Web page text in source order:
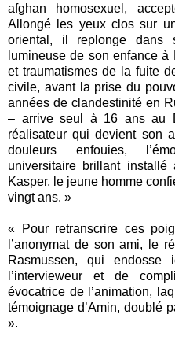
afghan homosexuel,
Allongé les yeux clos sur
oriental, il replonge dans
lumineuse de son enfance
et traumatismes de la fuite
civile, avant la prise du
années de clandestinité en
– arrive seul à 16 ans au
réalisateur qui devient son
douleurs enfouies,
universitaire brillant
Kasper, le jeune homme
vingt ans. »
« Pour retranscrire ces
l’anonymat de son ami, le
Rasmussen, qui
l’intervieweur et de
évocatrice de l’animation,
témoignage d’Amin, doublé
».